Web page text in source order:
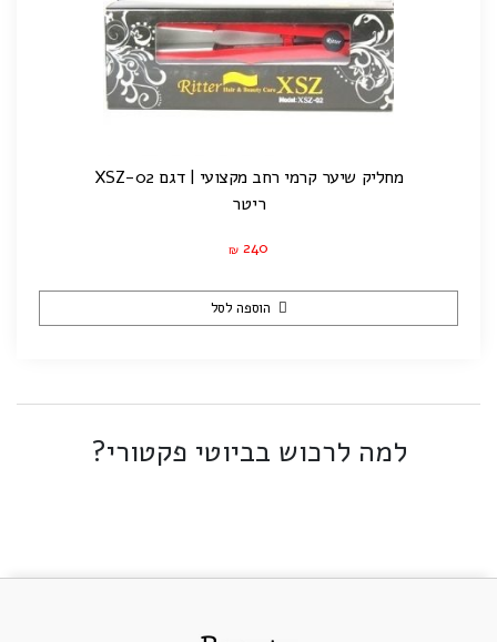
מחליק שיער קרמי רחב מקצועי | דגם XSZ-02
ריטר
₪ 240
הוספה לסל
למה לרכוש בביוטי פקטורי?